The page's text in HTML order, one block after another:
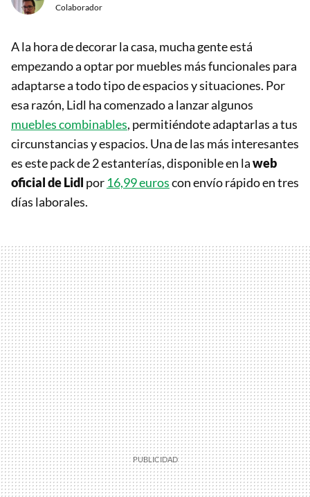
Colaborador
A la hora de decorar la casa, mucha gente está
empezando a optar por muebles más funcionales para
adaptarse a todo tipo de espacios y situaciones. Por
esa razón, Lidl ha comenzado a lanzar algunos
muebles combinables, permitiéndote adaptarlas a tus
circunstancias y espacios. Una de las más interesantes
es este pack de 2 estanterías, disponible en laweb
oficial de Lidl por 16,99 euroscon envío rápido en tres
días laborales.